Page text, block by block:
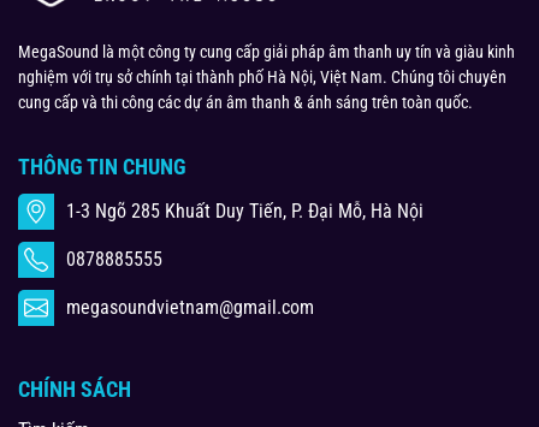
MegaSound là một công ty cung cấp giải pháp âm thanh uy tín và giàu kinh
nghiệm với trụ sở chính tại thành phố Hà Nội, Việt Nam. Chúng tôi chuyên
cung cấp và thi công các dự án âm thanh & ánh sáng trên toàn quốc.
THÔNG TIN CHUNG
1-3 Ngõ 285 Khuất Duy Tiến, P. Đại Mỗ, Hà Nội
0878885555
megasoundvietnam@gmail.com
CHÍNH SÁCH